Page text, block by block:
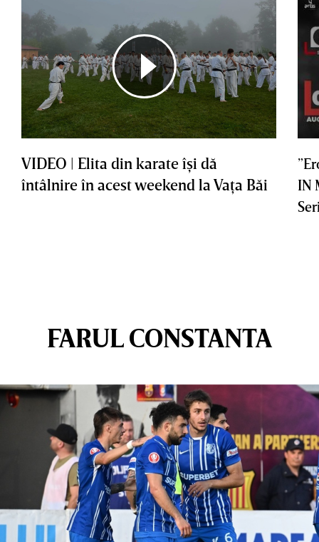
VIDEO | Elita din karate îşi dă
întâlnire în acest weekend la Vaţa Băi
IN
FARUL CONSTANTA